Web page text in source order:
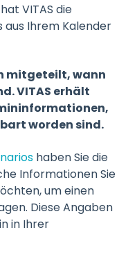
VITAS die
aus Ihrem Kalender
mitgeteilt, wann
VITAS erhält
worden sind.
haben Sie die
Informationen Sie
um einen
Diese Angaben
in Ihrer